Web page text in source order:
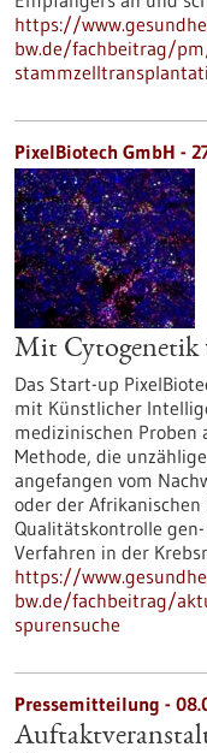
https://
bw.de/fachbeitrag/
PixelBiotech GmbH -
Mit Cytogenetik
Das Start-up
mit Künstlicher
medizinischen Proben
Methode, die
angefangen vom
oder der
Qualitätskontrolle
Verfahren in der
https://
bw.de/fachbeitrag/
spurensuche
Pressemitteilung -